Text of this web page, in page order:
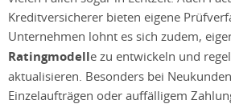
Kreditversicherer bieten eigene
Unternehmen lohnt es sich zudem,
Ratingmodelle zu entwickeln und
aktualisieren. Besonders bei
Einzelaufträgen oder auffälligem